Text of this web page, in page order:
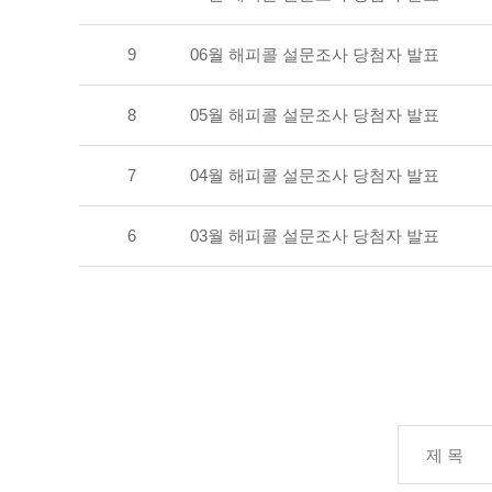
9 06월 해피콜 설문조사 당첨자 발표
8 05월 해피콜 설문조사 당첨자 발표
7 04월 해피콜 설문조사 당첨자 발표
6 03월 해피콜 설문조사 당첨자 발표